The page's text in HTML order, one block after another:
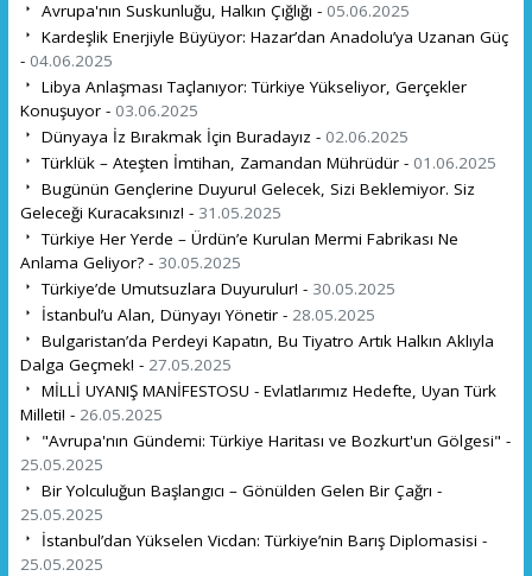
Avrupa'nın Suskunluğu, Halkın Çığlığı - 05.06.2025
Kardeşlik Enerjiyle Büyüyor: Hazar’dan Anadolu’ya Uzanan Güç
- 04.06.2025
Libya Anlaşması Taçlanıyor: Türkiye Yükseliyor, Gerçekler
Konuşuyor - 03.06.2025
Dünyaya İz Bırakmak İçin Buradayız - 02.06.2025
Türklük – Ateşten İmtihan, Zamandan Mührüdür - 01.06.2025
Bugünün Gençlerine Duyuru! Gelecek, Sizi Beklemiyor. Siz
Geleceği Kuracaksınız! - 31.05.2025
Türkiye Her Yerde – Ürdün’e Kurulan Mermi Fabrikası Ne
Anlama Geliyor? - 30.05.2025
Türkiye’de Umutsuzlara Duyurulur! - 30.05.2025
İstanbul’u Alan, Dünyayı Yönetir - 28.05.2025
Bulgaristan’da Perdeyi Kapatın, Bu Tiyatro Artık Halkın Aklıyla
Dalga Geçmek! - 27.05.2025
MİLLİ UYANIŞ MANİFESTOSU - Evlatlarımız Hedefte, Uyan Türk
Milleti! - 26.05.2025
"Avrupa'nın Gündemi: Türkiye Haritası ve Bozkurt'un Gölgesi" -
25.05.2025
Bir Yolculuğun Başlangıcı – Gönülden Gelen Bir Çağrı -
25.05.2025
İstanbul’dan Yükselen Vicdan: Türkiye’nin Barış Diplomasisi -
25.05.2025